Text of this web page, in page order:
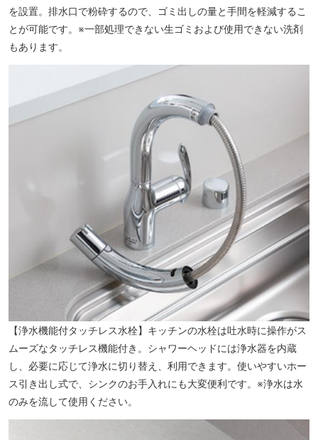
川崎ルフロン（約1110m／徒歩14分）※提供写真
ラチッタデッラ（約1040m／徒歩13分）※提供写真
を設置。排水口で粉砕するので、ゴミ出しの量と手間を軽減するこ
とが可能です。※一部処理できない生ゴミおよび使用できない洗剤
もあります。
【浄水機能付タッチレス水栓】キッチンの水栓は吐水時に操作がス
ムーズなタッチレス機能付き。シャワーヘッドには浄水器を内蔵
し、必要に応じて浄水に切り替え、利用できます。使いやすいホー
ス引き出し式で、シンクのお手入れにも大変便利です。※浄水は水
のみを流して使用ください。